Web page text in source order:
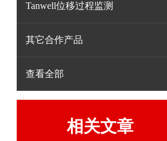
Tanwell位移过程监测
其它合作产品
查看全部
相关文章